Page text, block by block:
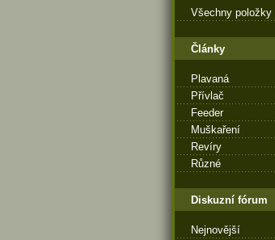
Všechny položky
Články
Plavaná
Přívlač
Feeder
Muškaření
Revíry
Různé
Diskuzní fórum
Nejnovější